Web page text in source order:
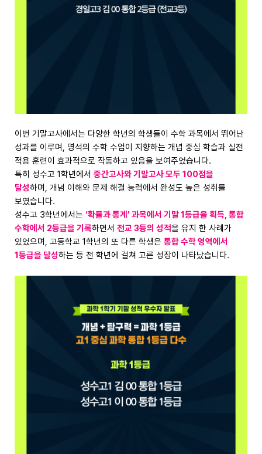
이번 기말고사에서는 다양한 학년의 학생들이 수학 과목에서 뛰어난
성과를 이루며, 명석의 수학 수업이 지향하는 개념 중심 학습과 실전
적용 훈련이 효과적으로 작동하고 있음을 보여주었습니다.
특히 성수고 1학년에서 중간고사와 기말고사 모두 100점을
달성하며, 개념 이해와 문제 해결 능력에서 완성도 높은 성취를
보였습니다.
성수고 3학년에서는 ‘확률과 통계’ 과목에서 기말 1등급을 획득, 통합
수학에서 2등급을 기록하면서 전교 3등의 성적을 유지 한 사례가
있었으며, 고등학교 1학년의 또 다른 학생은 통합 수학 영역에서
1등급을 달성하는 등 전 학년에 걸쳐 고른 성장이 나타났습니다.